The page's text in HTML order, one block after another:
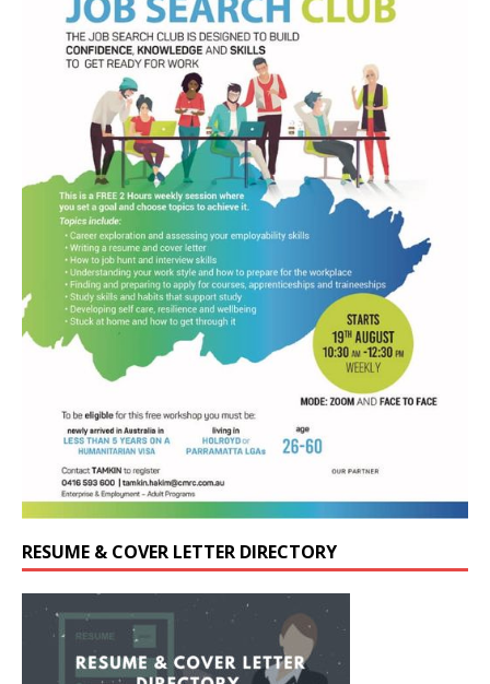
RESUME & COVER LETTER DIRECTORY